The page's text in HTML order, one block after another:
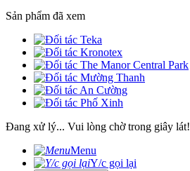
Sản phẩm đã xem
Đang xử lý... Vui lòng chờ trong giây lát!
Menu
Y/c gọi lại